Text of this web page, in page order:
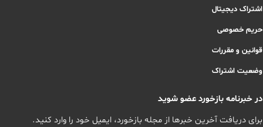
اشتراک دیجیتال
حریم خصوصی
قوانین و مقررات
وضعیت اشتراک
در خبرنامه بازخورد عضو شوید
برای دریافت آخرین خبرها از مجله بازخورد، ایمیل خود را وارد کنید.